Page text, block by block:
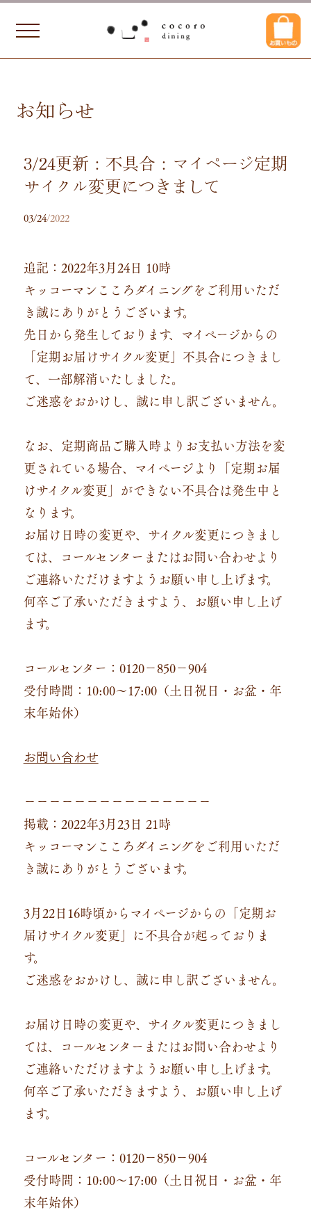
お知らせ
3/24更新：不具合：マイページ定期
サイクル変更につきまして
03/24/2022
追記：2022年3月24日 10時
キッコーマンこころダイニングをご利用いただ
き誠にありがとうございます。
先日から発生しております、マイページからの
「定期お届けサイクル変更」不具合につきまし
て、一部解消いたしました。
ご迷惑をおかけし、誠に申し訳ございません。
なお、定期商品ご購入時よりお支払い方法を変
更されている場合、マイページより「定期お届
けサイクル変更」ができない不具合は発生中と
なります。
お届け日時の変更や、サイクル変更につきまし
ては、コールセンターまたはお問い合わせより
ご連絡いただけますようお願い申し上げます。
何卒ご了承いただきますよう、お願い申し上げ
ます。
コールセンター：0120－850－904
受付時間：10:00～17:00（土日祝日・お盆・年
末年始休）
お問い合わせ
－－－－－－－－－－－－－－－
掲載：2022年3月23日 21時
キッコーマンこころダイニングをご利用いただ
き誠にありがとうございます。
3月22日16時頃からマイページからの「定期お
届けサイクル変更」に不具合が起っておりま
す。
ご迷惑をおかけし、誠に申し訳ございません。
お届け日時の変更や、サイクル変更につきまし
ては、コールセンターまたはお問い合わせより
ご連絡いただけますようお願い申し上げます。
何卒ご了承いただきますよう、お願い申し上げ
ます。
コールセンター：0120－850－904
受付時間：10:00～17:00（土日祝日・お盆・年
末年始休）